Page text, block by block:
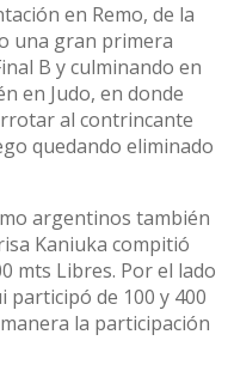
en Remo, de la
una gran primera
B y culminando en
en Judo, en donde
al contrincante
quedando eliminado
argentinos también
Kaniuka compitió
mts Libres. Por el lado
participó de 100 y 400
la participación